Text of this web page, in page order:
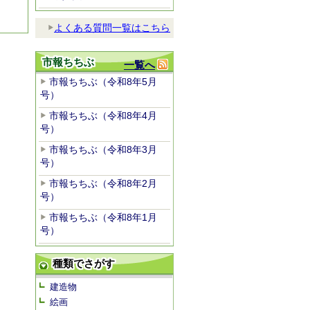
よくある質問一覧はこちら
一覧へ
市報ちちぶ
市報ちちぶ（令和8年5月
号）
市報ちちぶ（令和8年4月
号）
市報ちちぶ（令和8年3月
号）
市報ちちぶ（令和8年2月
号）
市報ちちぶ（令和8年1月
号）
種類でさがす
建造物
絵画